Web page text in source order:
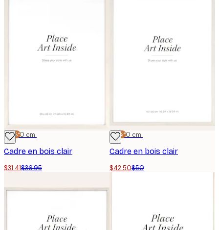
-15%*
30x40 cm
Cadre en bois clair
$31.41$36.95
-15%*
40x50 cm
Cadre en bois clair
$42.50$50